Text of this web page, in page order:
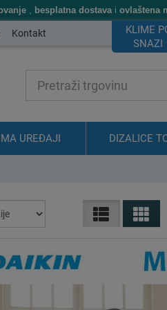
, besplatna dostava i ovlaštena
KLIME
SNAZI
Kontakt
UREĐAJI DIZALICE